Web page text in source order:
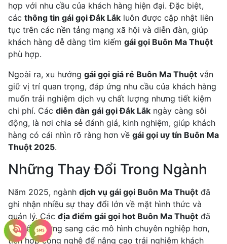
hợp với nhu cầu của khách hàng hiện đại. Đặc biệt,
các thông tin gái gọi Đắk Lắk luôn được cập nhật liên
tục trên các nền tảng mạng xã hội và diễn đàn, giúp
khách hàng dễ dàng tìm kiếm gái gọi Buôn Ma Thuột
phù hợp.
Ngoài ra, xu hướng gái gọi giá rẻ Buôn Ma Thuột vẫn
giữ vị trí quan trọng, đáp ứng nhu cầu của khách hàng
muốn trải nghiệm dịch vụ chất lượng nhưng tiết kiệm
chi phí. Các diễn đàn gái gọi Đắk Lắk ngày càng sôi
động, là nơi chia sẻ đánh giá, kinh nghiệm, giúp khách
hàng có cái nhìn rõ ràng hơn về gái gọi uy tín Buôn Ma
Thuột 2025.
Những Thay Đổi Trong Ngành
Năm 2025, ngành dịch vụ gái gọi Buôn Ma Thuột đã
ghi nhận nhiều sự thay đổi lớn về mặt hình thức và
quản lý. Các địa điểm gái gọi hot Buôn Ma Thuột đã
chuyển hướng sang các mô hình chuyên nghiệp hơn,
tích hợp công nghệ để nâng cao trải nghiệm khách